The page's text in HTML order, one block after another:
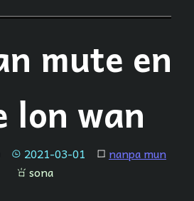
mute en
lon wan
tenpo 2021-03-01 lipu nanpa mun
sona sona